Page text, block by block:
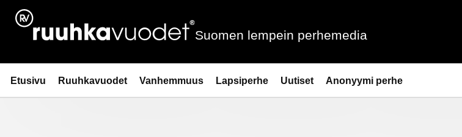
Siirry
sisältöön
Ruuhkavuodet.fi
Suomen lempein perhemedia
Etusivu Ruuhkavuodet Vanhemmuus Lapsiperhe Uutiset Anonyymi perhe